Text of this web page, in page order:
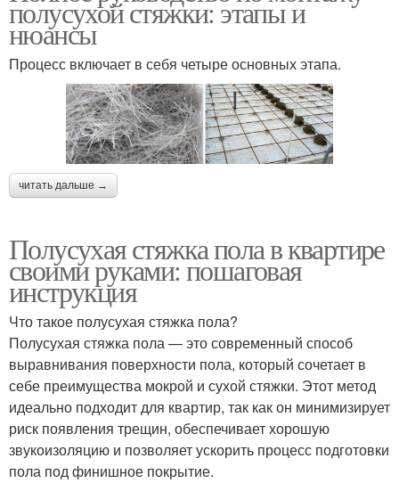
полусухой стяжки: этапы и
нюансы
Процесс включает в себя четыре основных этапа.
читать дальше →
Полусухая стяжка пола в квартире
своими руками: пошаговая
инструкция
Что такое полусухая стяжка пола?
Полусухая стяжка пола — это современный способ
выравнивания поверхности пола, который сочетает в
себе преимущества мокрой и сухой стяжки. Этот метод
идеально подходит для квартир, так как он минимизирует
риск появления трещин, обеспечивает хорошую
звукоизоляцию и позволяет ускорить процесс подготовки
пола под финишное покрытие.